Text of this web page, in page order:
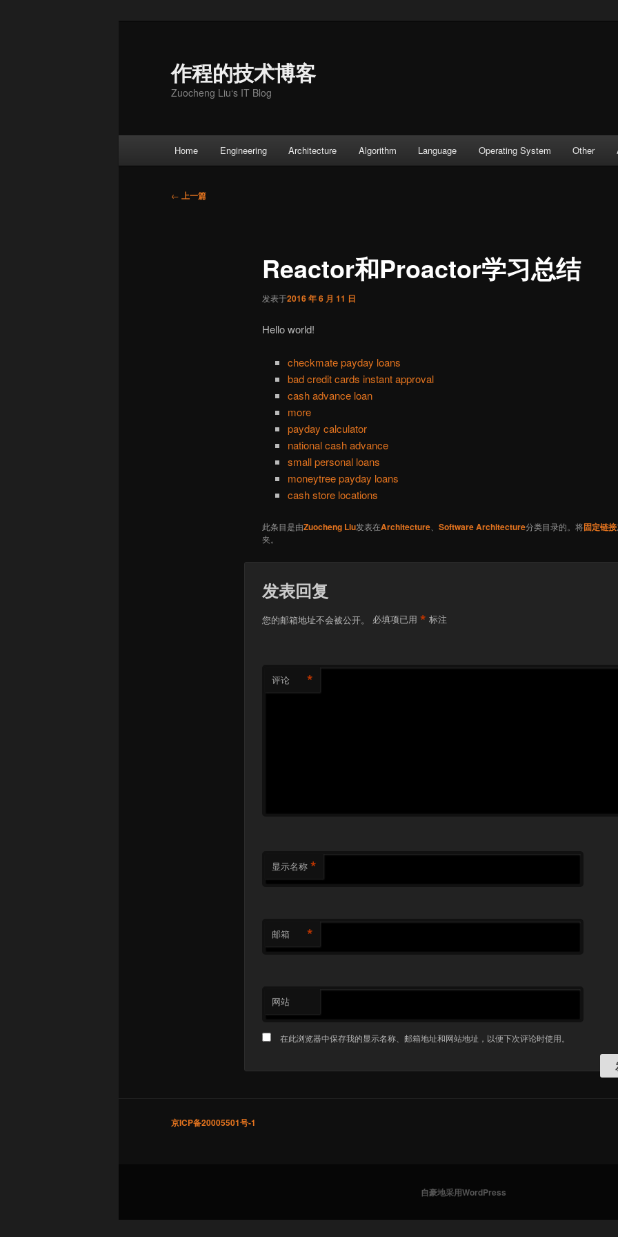
作程的技术博客
Zuocheng Liu‘s IT Blog
Home Engineering Architecture Algorithm Language Operating System Other
文
← 上一篇
Reactor和Proactor学习总结
发表于2016 年 6 月 11 日
Hello world!
checkmate payday loans
bad credit cards instant approval
cash advance loan
more
payday calculator
national cash advance
small personal loans
moneytree payday loans
cash store locations
此条目是由Zuocheng Liu发表在Architecture、 Software Architecture分类目录的。将固定链接
夹。
发表回复
您的邮箱地址不会被公开。 必填项已用 * 标注
评论 *
显示名称 *
邮箱 *
网站
在此浏览器中保存我的显示名称、邮箱地址和网站地址，以便下次评论时使用。
京ICP备20005501号-1
自豪地采用WordPress